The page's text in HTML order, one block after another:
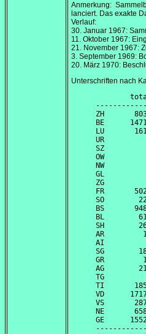
Anmerkung:
lanciert. Das exakte
Verlauf:
30. Januar 1967:
11. Oktober 1967:
21. November 1967:
3. September 1969:
20. März 1970:
Unterschriften nach
ZH
BE
LU
UR
SZ
OW
NW
GL
ZG
FR
SO
BS
BL
SH
AR
AI
SG
GR
AG
TG
TI
VD
VS
NE
GE